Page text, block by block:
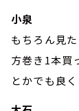
小泉
もちろん見
方巻き1本買
とかでも良く